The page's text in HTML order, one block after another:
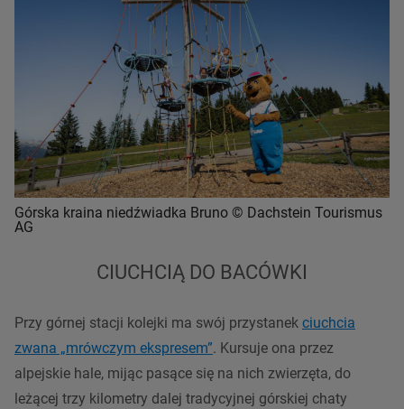
Górska kraina niedźwiadka Bruno © Dachstein Tourismus
AG
CIUCHCIĄ DO BACÓWKI
Przy górnej stacji kolejki ma swój przystanek ciuchcia
zwana „mrówczym ekspresem”. Kursuje ona przez
alpejskie hale, mijąc pasące się na nich zwierzęta, do
leżącej trzy kilometry dalej tradycyjnej górskiej chaty